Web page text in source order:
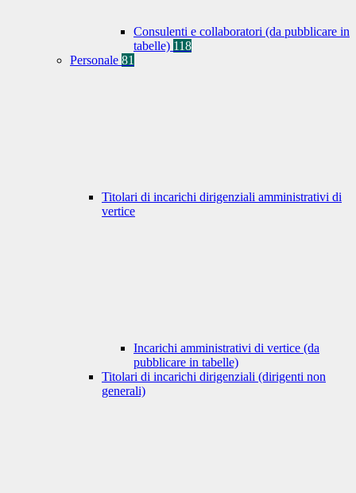
Consulenti e collaboratori (da pubblicare in
tabelle) 118
Personale 81
Titolari di incarichi dirigenziali amministrativi di
vertice
Incarichi amministrativi di vertice (da
pubblicare in tabelle)
Titolari di incarichi dirigenziali (dirigenti non
generali)